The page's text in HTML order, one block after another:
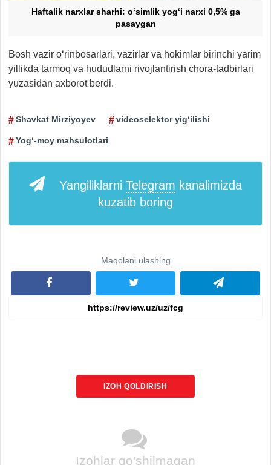
Haftalik narxlar sharhi: o‘simlik yog‘i narxi 0,5% ga
pasaygan
Bosh vazir o‘rinbosarlari, vazirlar va hokimlar birinchi yarim
yillikda tarmoq va hududlarni rivojlantirish chora-tadbirlari
yuzasidan axborot berdi.
Shavkat Mirziyoyev videoselektor yig‘ilishi
Yog‘-moy mahsulotlari
Yangiliklarni Telegram kanalimizda
kuzatib boring
Maqolani ulashing
IZOH QOLDIRISH
Izohlar qo'shilmagan